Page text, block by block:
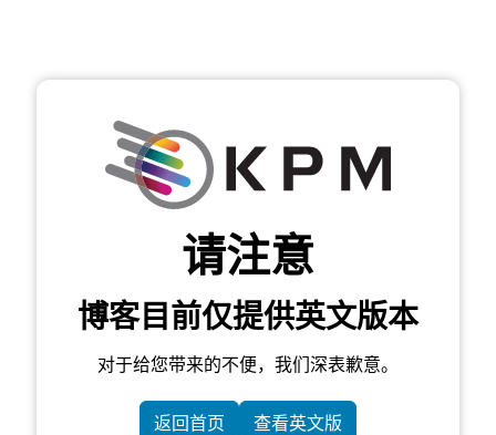
请注意
博客目前仅提供英文版本
对于给您带来的不便，我们深表歉意。
返回首页 查看英文版